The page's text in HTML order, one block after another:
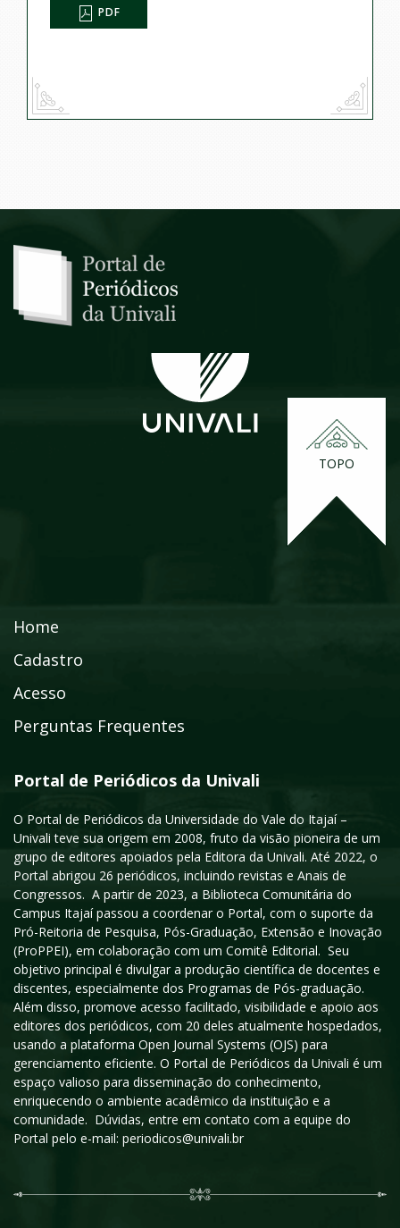
PDF
TOPO
Home
Cadastro
Acesso
Perguntas Frequentes
Portal de Periódicos da Univali
O Portal de Periódicos da Universidade do Vale do Itajaí –
Univali teve sua origem em 2008, fruto da visão pioneira de um
grupo de editores apoiados pela Editora da Univali. Até 2022, o
Portal abrigou 26 periódicos, incluindo revistas e Anais de
Congressos. A partir de 2023, a Biblioteca Comunitária do
Campus Itajaí passou a coordenar o Portal, com o suporte da
Pró-Reitoria de Pesquisa, Pós-Graduação, Extensão e Inovação
(ProPPEI), em colaboração com um Comitê Editorial. Seu
objetivo principal é divulgar a produção científica de docentes e
discentes, especialmente dos Programas de Pós-graduação.
Além disso, promove acesso facilitado, visibilidade e apoio aos
editores dos periódicos, com 20 deles atualmente hospedados,
usando a plataforma Open Journal Systems (OJS) para
gerenciamento eficiente. O Portal de Periódicos da Univali é um
espaço valioso para disseminação do conhecimento,
enriquecendo o ambiente acadêmico da instituição e a
comunidade. Dúvidas, entre em contato com a equipe do
Portal pelo e-mail: periodicos@univali.br